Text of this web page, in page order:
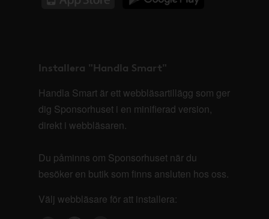
Installera "Handla Smart"
Handla Smart är ett webbläsartillägg som ger
dig Sponsorhuset i en minifierad version,
direkt i webbläsaren.
Du påminns om Sponsorhuset när du
besöker en butik som finns ansluten hos oss.
Välj webbläsare för att installera: